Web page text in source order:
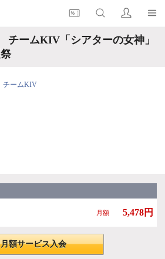
チームKIV「シアターの女神」
チームKIV
月額 5,478円
月額サービス入会